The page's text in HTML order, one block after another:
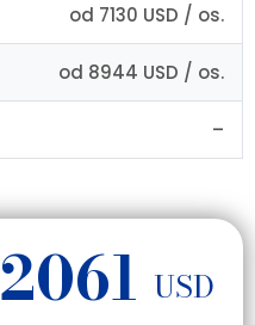
od 7130 USD / os.
od 8944 USD / os.
–
2061 USD